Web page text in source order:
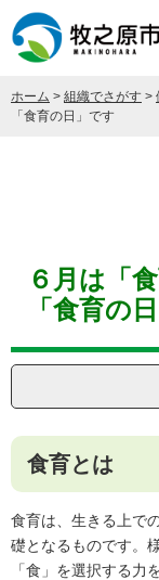
ー
先
ニ
をホーム > 組織でさがす >
「食育の日」です
６月は「
「食育の
食育とは
食育は、生きる上で
礎となるものです。
「食」を選択する力